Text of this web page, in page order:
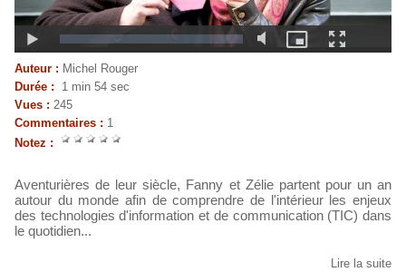
Auteur : Michel Rouger
Durée :
1 min 54 sec
Vues : 245
Commentaires : 1
Notez :
Aventurières de leur siècle, Fanny et Zélie partent pour un an
autour du monde afin de comprendre de l'intérieur les enjeux
des technologies d'information et de communication (TIC) dans
le quotidien...
Lire la suite